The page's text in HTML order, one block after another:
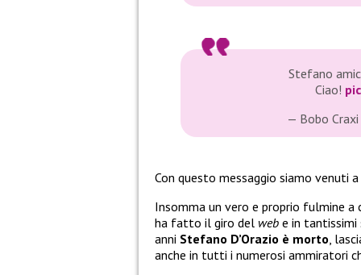
Stefano
Ciao!
— Bobo
Con questo messaggio siamo venuti
Insomma un vero e proprio fulmine a
ha fatto il giro del web e in tantissimi
anni Stefano D’Orazio è morto,
anche in tutti i numerosi ammiratori